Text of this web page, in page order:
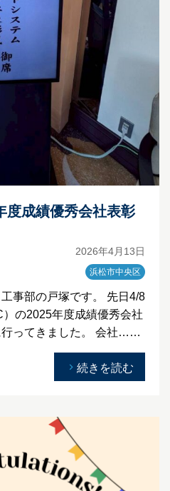
度成績優秀会社表彰
2026年4月13日
浜松市中央区
事部の戸塚です。 先日4/8
の2025年度成績優秀会社
行ってきました。 会社……
続きを読む